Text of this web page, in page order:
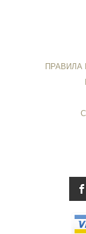
ПРАВИЛА